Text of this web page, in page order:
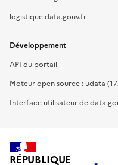
logistique.data.gouv.fr
Développement
API du portail
Moteur open source : udata
Interface utilisateur de
RÉPUBLIQUE